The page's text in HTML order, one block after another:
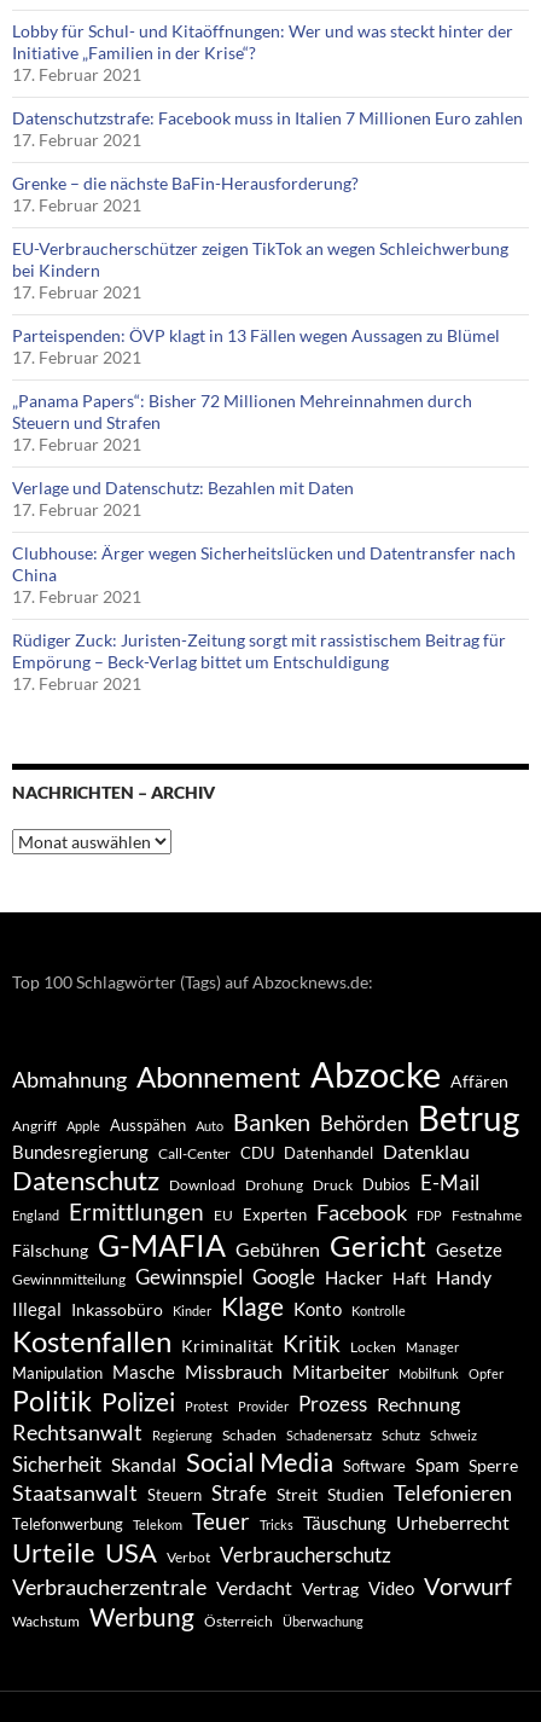
Lobby für Schul- und Kitaöffnungen: Wer und was steckt hinter der
Initiative „Familien in der Krise“?
17. Februar 2021
Datenschutzstrafe: Facebook muss in Italien 7 Millionen Euro zahlen
17. Februar 2021
Grenke – die nächste BaFin-Herausforderung?
17. Februar 2021
EU-Verbraucherschützer zeigen TikTok an wegen Schleichwerbung
bei Kindern
17. Februar 2021
Parteispenden: ÖVP klagt in 13 Fällen wegen Aussagen zu Blümel
17. Februar 2021
„Panama Papers“: Bisher 72 Millionen Mehreinnahmen durch
Steuern und Strafen
17. Februar 2021
Verlage und Datenschutz: Bezahlen mit Daten
17. Februar 2021
Clubhouse: Ärger wegen Sicherheitslücken und Datentransfer nach
China
17. Februar 2021
Rüdiger Zuck: Juristen-Zeitung sorgt mit rassistischem Beitrag für
Empörung – Beck-Verlag bittet um Entschuldigung
17. Februar 2021
NACHRICHTEN – ARCHIV
Nachrichten
–
Top 100 Schlagwörter (Tags) auf Abzocknews.de:
Abmahnung Abonnement Abzocke Affären
Angriff Apple Ausspähen Auto Banken Behörden Betrug
Bundesregierung Call-Center CDU Datenhandel Datenklau
Datenschutz Download Drohung Druck Dubios E-Mail
England Ermittlungen EU Experten Facebook FDP Festnahme
Fälschung G-MAFIA Gebühren Gericht Gesetze
Gewinnmitteilung Gewinnspiel Google Hacker Haft Handy
Illegal Inkassobüro Kinder Klage Konto Kontrolle
Kostenfallen Kriminalität Kritik Locken Manager
Manipulation Masche Missbrauch Mitarbeiter Mobilfunk Opfer
Politik Polizei Protest Provider Prozess Rechnung
Rechtsanwalt Regierung Schaden Schadenersatz Schutz Schweiz
Sicherheit Skandal Social Media Software Spam Sperre
Staatsanwalt Steuern Strafe Streit Studien Telefonieren
Telefonwerbung Telekom Teuer Tricks Täuschung Urheberrecht
Urteile USA Verbot Verbraucherschutz
Verbraucherzentrale Verdacht Vertrag Video Vorwurf
Wachstum Werbung Österreich Überwachung